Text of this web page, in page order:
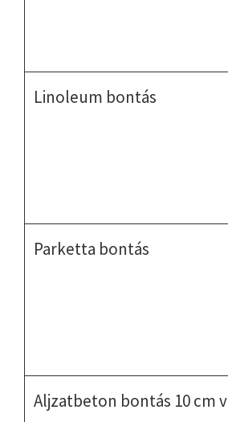
Linoleum bontás
Parketta bontás
Aljzatbeton bontás 10 cm v